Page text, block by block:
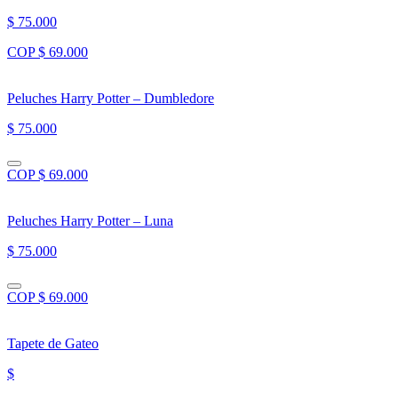
$ 75.000
COP $ 69.000
Peluches Harry Potter – Dumbledore
$ 75.000
COP $ 69.000
Peluches Harry Potter – Luna
$ 75.000
COP $ 69.000
Tapete de Gateo
$